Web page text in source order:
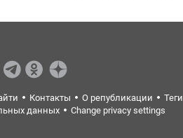
Контакты О републикации
Теги
данных Change privacy settings